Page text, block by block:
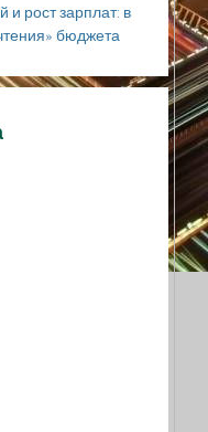
рост зарплат: в
бюджета